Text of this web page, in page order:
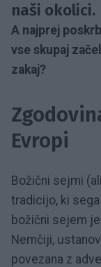
naši okolici.
A najprej
vse skupaj
zakaj?
Evropi
Božični sejmi
tradicijo, ki
božični sejem je
Nemčiji,
povezana z